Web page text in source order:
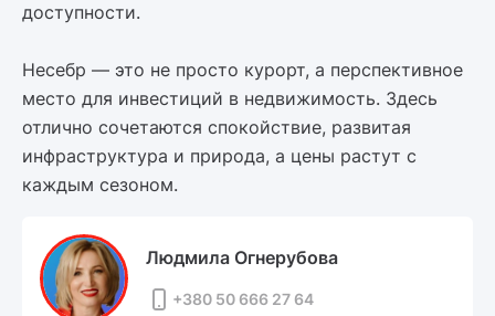
доступности.
Несебр — это не просто курорт, а перспективное
место для инвестиций в недвижимость. Здесь
отлично сочетаются спокойствие, развитая
инфраструктура и природа, а цены растут с
каждым сезоном.
Людмила Огнерубова
+380 50 666 27 64